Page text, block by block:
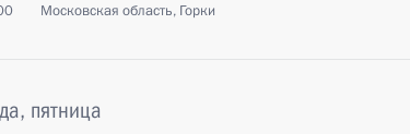
Московская область, Горки
пятница